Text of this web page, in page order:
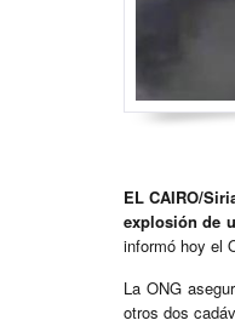
EL CAIRO/
explosión de
informó hoy el
La ONG
otros dos